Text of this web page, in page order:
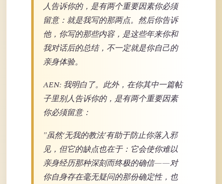
人告诉你的，是有两个重要因素你必须
留意：就是我写的那两点。然后你告诉
他，你写的那些内容，是这些年来你和
我对话后的总结，不一定就是你自己的
亲身体验。
AEN: 我明白了。此外，在你其中一篇帖
子里别人告诉你的，是有两个重要因素
你必须留意：
"虽然‘无我的教法’有助于防止你落入邪
见，但它的缺点也在于：它会使你难以
亲身经历那种深刻而终极的确信——对
你自身存在毫无疑问的那份确定性，也